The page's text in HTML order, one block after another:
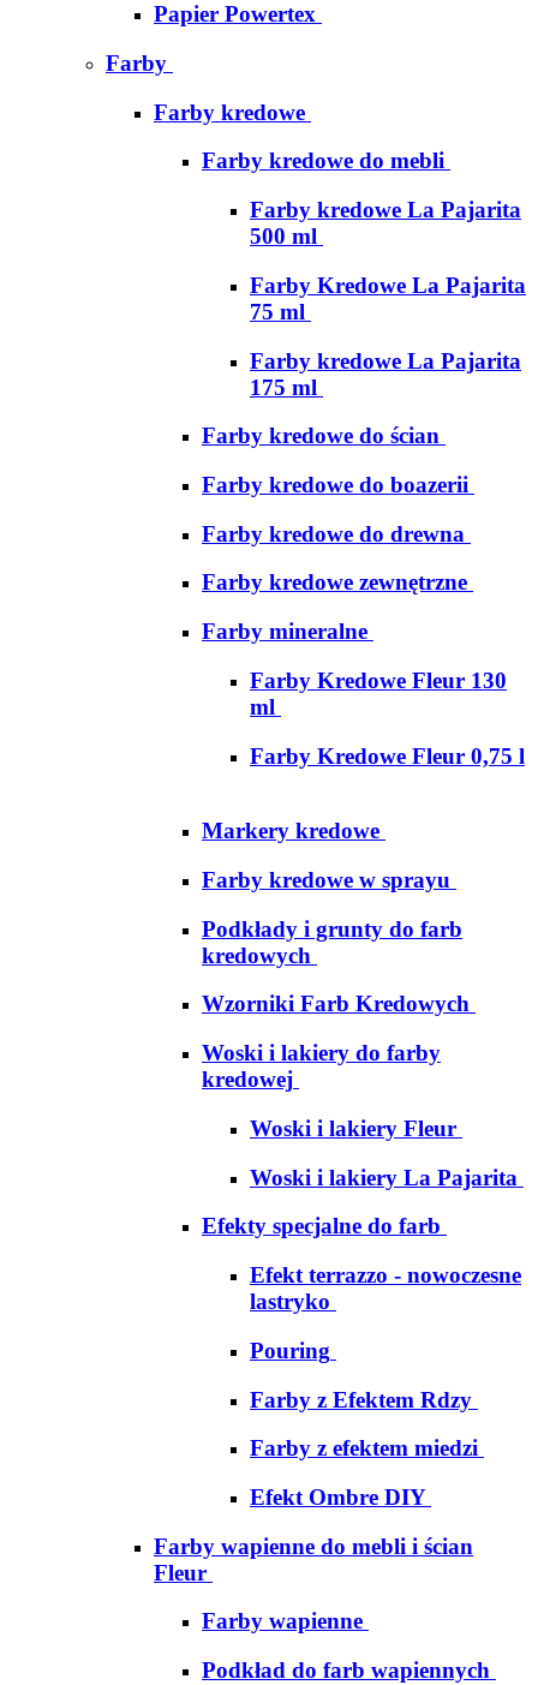
Papier Powertex
Farby
Farby kredowe
Farby kredowe do mebli
Farby kredowe La Pajarita
500 ml
Farby Kredowe La Pajarita
75 ml
Farby kredowe La Pajarita
175 ml
Farby kredowe do ścian
Farby kredowe do boazerii
Farby kredowe do drewna
Farby kredowe zewnętrzne
Farby mineralne
Farby Kredowe Fleur 130
ml
Farby Kredowe Fleur 0,75 l
Markery kredowe
Farby kredowe w sprayu
Podkłady i grunty do farb
kredowych
Wzorniki Farb Kredowych
Woski i lakiery do farby
kredowej
Woski i lakiery Fleur
Woski i lakiery La Pajarita
Efekty specjalne do farb
Efekt terrazzo - nowoczesne
lastryko
Pouring
Farby z Efektem Rdzy
Farby z efektem miedzi
Efekt Ombre DIY
Farby wapienne do mebli i ścian
Fleur
Farby wapienne
Podkład do farb wapiennych